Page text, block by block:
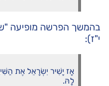
בהמשך הפרשה מופיעה
י"ז):
אָז יָשִׁיר יִשְׂרָאֵל אֶת
לָהּ.